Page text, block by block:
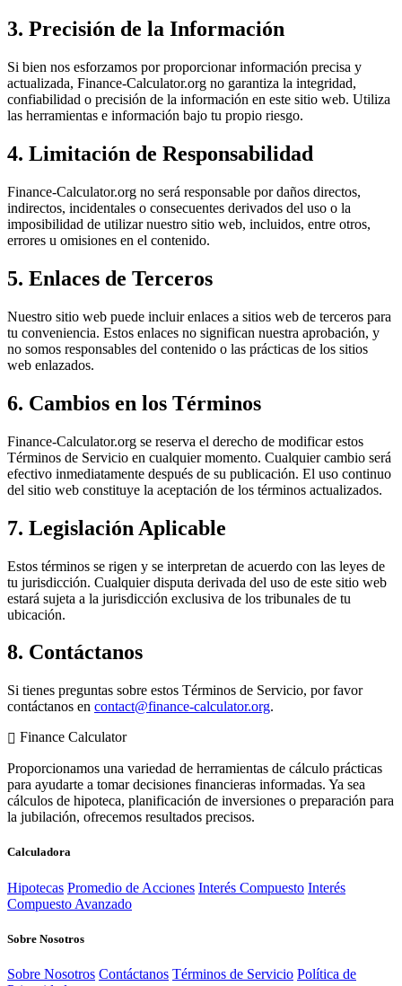
3. Precisión de la Información
Si bien nos esforzamos por proporcionar información precisa y
actualizada, Finance-Calculator.org no garantiza la integridad,
confiabilidad o precisión de la información en este sitio web. Utiliza
las herramientas e información bajo tu propio riesgo.
4. Limitación de Responsabilidad
Finance-Calculator.org no será responsable por daños directos,
indirectos, incidentales o consecuentes derivados del uso o la
imposibilidad de utilizar nuestro sitio web, incluidos, entre otros,
errores u omisiones en el contenido.
5. Enlaces de Terceros
Nuestro sitio web puede incluir enlaces a sitios web de terceros para
tu conveniencia. Estos enlaces no significan nuestra aprobación, y
no somos responsables del contenido o las prácticas de los sitios
web enlazados.
6. Cambios en los Términos
Finance-Calculator.org se reserva el derecho de modificar estos
Términos de Servicio en cualquier momento. Cualquier cambio será
efectivo inmediatamente después de su publicación. El uso continuo
del sitio web constituye la aceptación de los términos actualizados.
7. Legislación Aplicable
Estos términos se rigen y se interpretan de acuerdo con las leyes de
tu jurisdicción. Cualquier disputa derivada del uso de este sitio web
estará sujeta a la jurisdicción exclusiva de los tribunales de tu
ubicación.
8. Contáctanos
Si tienes preguntas sobre estos Términos de Servicio, por favor
contáctanos en contact@finance-calculator.org.
Finance Calculator
Proporcionamos una variedad de herramientas de cálculo prácticas
para ayudarte a tomar decisiones financieras informadas. Ya sea
cálculos de hipoteca, planificación de inversiones o preparación para
la jubilación, ofrecemos resultados precisos.
Calculadora
Hipotecas Promedio de Acciones Interés Compuesto Interés
Compuesto Avanzado
Sobre Nosotros
Sobre Nosotros Contáctanos Términos de Servicio Política de